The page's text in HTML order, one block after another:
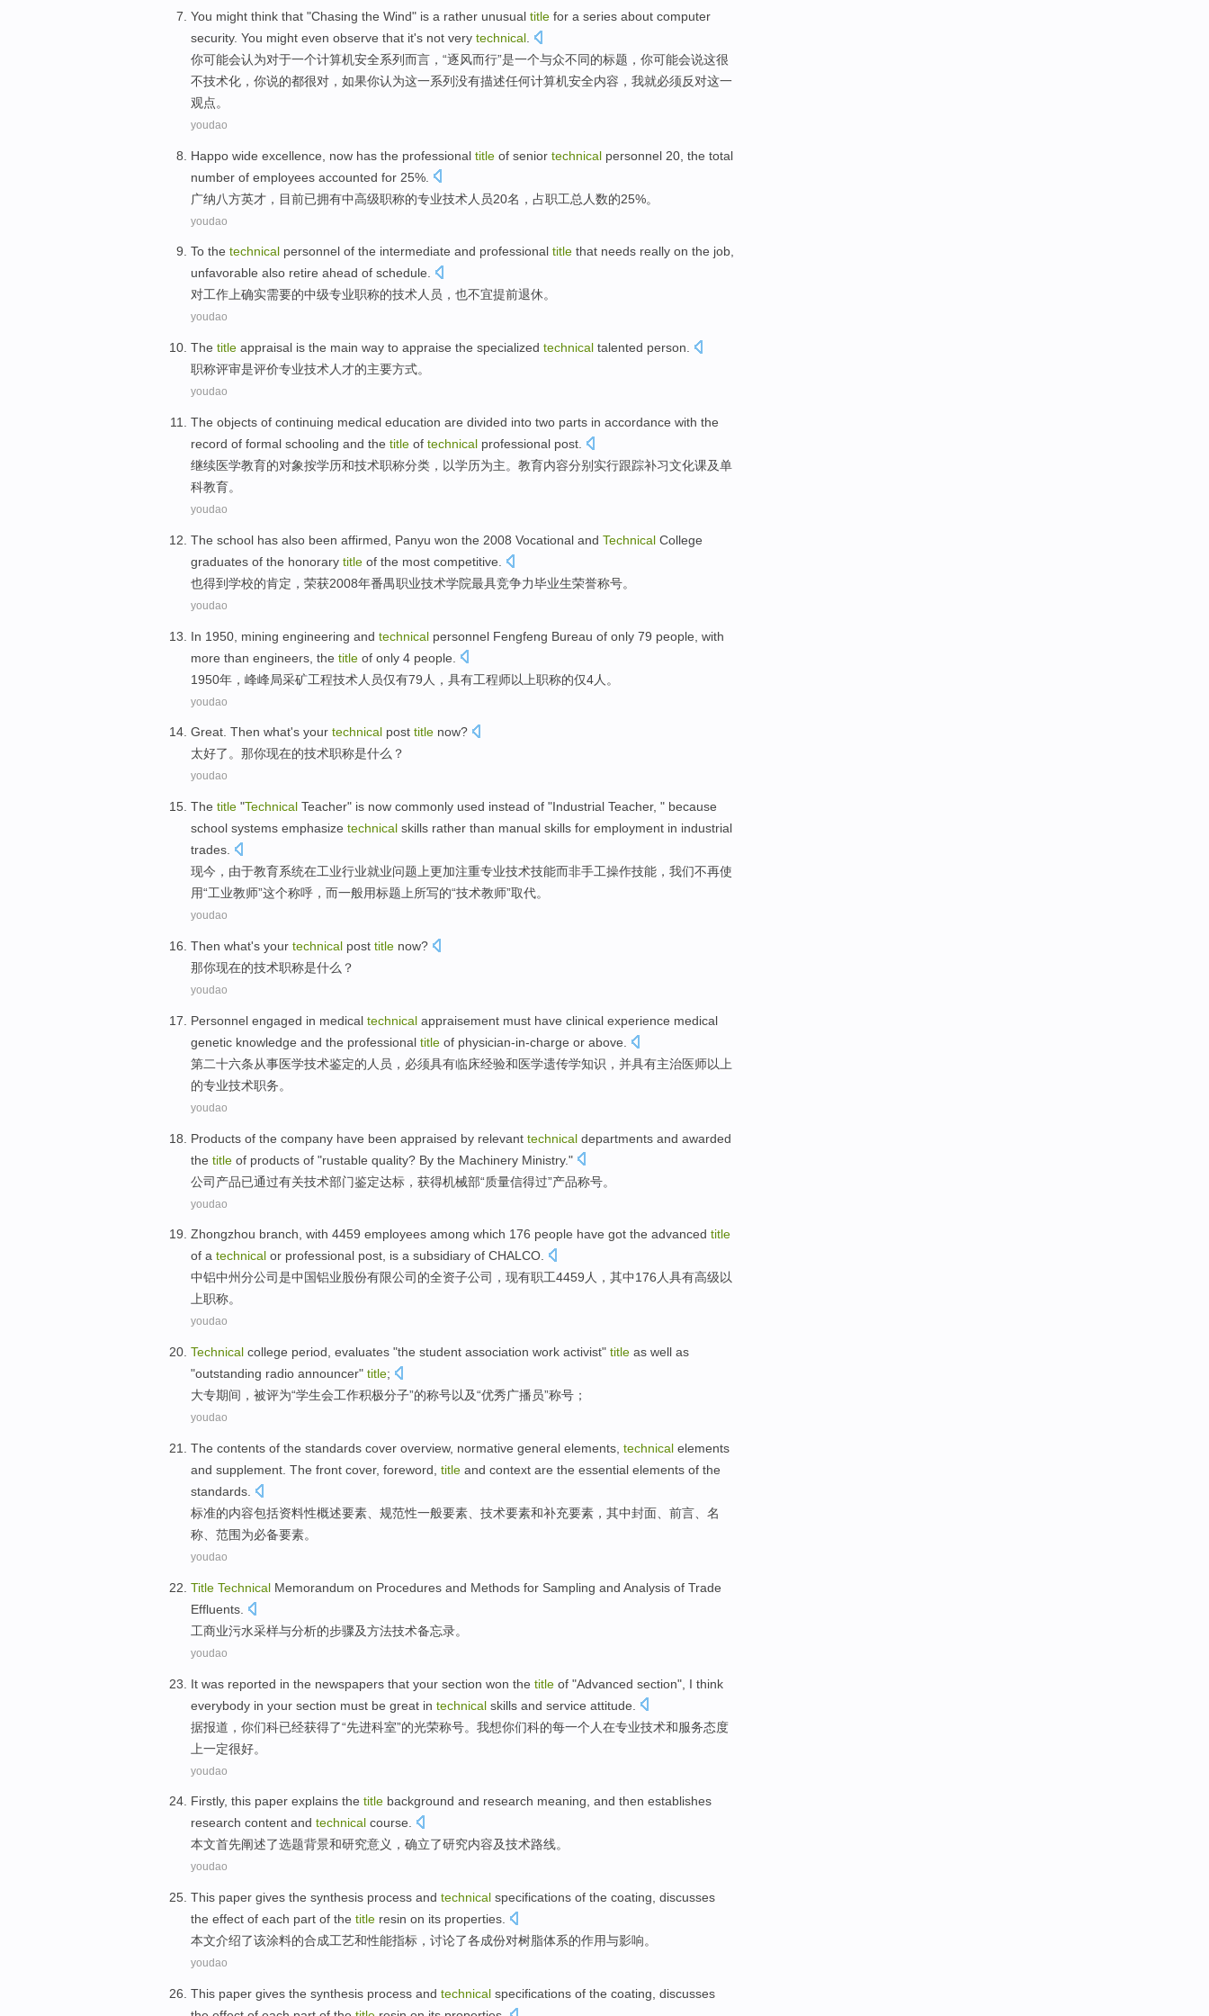
You might think that "Chasing the Wind" is a rather unusual title for a series about computer
security. You might even observe that it's not very technical
你可能会认为对于一个计算机安全系列而言，“逐风而行”是一个与众不同的标题 ，你可能会说这很
不技术化，你说的都很对 ，如果你认为这一系列没有描述任何计算机安全内容，我就必须反对这一
观点。
youdao
Happo wide excellence now has the professional title of senior technical personnel 20 , the total
number of employees accounted for 25%.
广纳八方英才 ， 目前已拥有中高级职称的专业技术人员20名， 占职工总 人数的25%。
youdao
To the technical personnel of the intermediate and professional title that needs really on the job,
unfavorable also retire ahead of schedule.
对工作上确实需要的中级专业职称的技术人员 ， 也不宜提前退休。
youdao
The title appraisal is the main way to appraise the specialized technical talented person
职称评审是评价专业技术人才的主要方式。
youdao
The objects of continuing medical education are divided into two parts in accordance with the
record of formal schooling and the title of technical professional post.
继续医学教育的对象按学历和技术职称分类 ，以学历为主。教育内容分别实行跟踪补习文化课及单
科教育。
youdao
The school has also been affirmed Panyu won the 2008 Vocational and Technical College
graduates of the honorary title of the most competitive
也得到学校的肯定，荣获2008年番禺职业技术学院最具竞争力毕业生荣誉称号。
youdao
In 1950, mining engineering and technical personnel Fengfeng Bureau of only 79 people with
more than engineers , the title of only 4 people
1950年， 峰峰局采矿工程技术人员仅有79 人 ， 具有工程师以上职称的仅4人。
youdao
Great. Then what's your technical post title now?
太好了。 那你现在的技术职称是什么 ？
youdao
The title "Technical Teacher" is now commonly used instead of "Industrial Teacher, " because
school systems emphasize technical skills rather than manual skills for employment in industrial
trades.
现今， 由于教育系统在工业行业就业问题上更加注重专业技术技能而非手工操作技能，我们不再使
用“工业教师”这个称呼， 而一般用标题 上所写的“技术教师”取代。
youdao
Then what's your technical post title now?
那你现在的技术职称是什么 ？
youdao
Personnel engaged in medical technical appraisement must have clinical experience medical
genetic knowledge and the professional title of physician-in-charge or above
第二十六条从事医学技术鉴定的 人员 ， 必须具有临床经验和医学遗传学知识 ，并具有主治医师以上
的专业技术职务。
youdao
Products of the company have been appraised by relevant technical departments and awarded
the title of products of "rustable quality? By the Machinery Ministry."
公司产品已通过有关技术部门鉴定达标 ， 获得机械部“质量信得过”产品称号。
youdao
Zhongzhou branch, with 4459 employees among which 176 people have got the advanced title
of a technical or professional post, is a subsidiary of CHALCO.
中铝中州分公司是中国铝业股份有限公司 的全资子公司， 现有职工4459人 ， 其中176人具有高级以
上职称。
youdao
Technical college period evaluates "the student association work activist" title as well as
"outstanding radio announcer" title;
大专期间 ， 被评为“学生会工作积极分子”的称号以及“优秀广播员”称号；
youdao
The contents of the standards cover overview, normative general elements technical elements
and supplement . The front cover, foreword title and context are the essential elements of the
standards
标准的内容包括资料性概述要素 规范性一般要素 技术要素和补充要素 ，其中封面 前言
名
称
范围为必备要素。
youdao
Title Technical Memorandum on Procedures and Methods for Sampling and Analysis of Trade
Effluents
工商业污水采样与分析的步骤及方法技术备忘录。
youdao
It was reported in the newspapers that your section won the title of "Advanced section", I think
everybody in your section must be great in technical skills and service attitude
据报道， 你们科已经获得了“先进科室”的光荣称号。 我想你们科的每一个人在专业技术和服务态度
上一定很好。
youdao
Firstly, this paper explains the title background and research meaning, and then establishes
research content and technical course.
本文首先阐述了选题背景和研究意义 ， 确立了研究内容及技术路线。
youdao
This paper gives the synthesis process and technical specifications of the coating discusses
the effect of each part of the title resin on its properties
本文介绍了该涂料的合成工艺和性能指标 ， 讨论了各成份对树脂体系的作用与影响。
youdao
This paper gives the synthesis process and technical specifications of the coating discusses